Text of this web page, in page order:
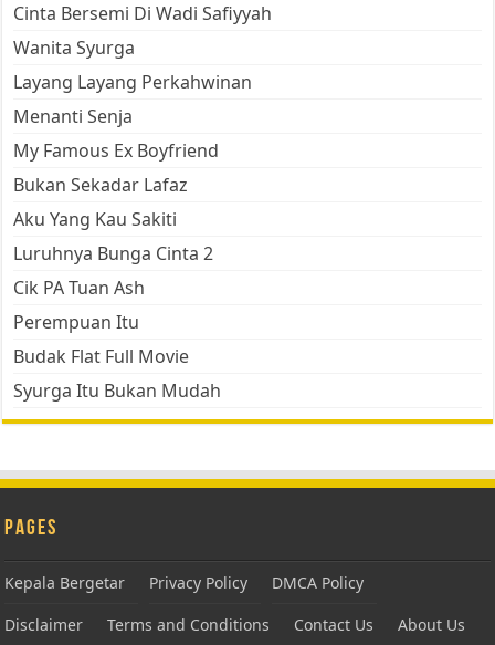
Cinta Bersemi Di Wadi Safiyyah
Wanita Syurga
Layang Layang Perkahwinan
Menanti Senja
My Famous Ex Boyfriend
Bukan Sekadar Lafaz
Aku Yang Kau Sakiti
Luruhnya Bunga Cinta 2
Cik PA Tuan Ash
Perempuan Itu
Budak Flat Full Movie
Syurga Itu Bukan Mudah
Pages
Kepala Bergetar Privacy Policy
DMCA Policy
Disclaimer
Terms and Conditions Contact Us About Us